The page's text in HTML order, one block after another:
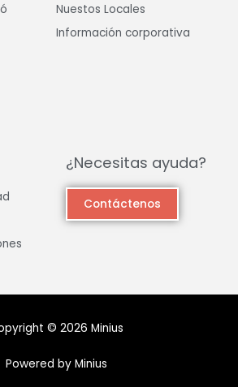
Nuestos Locales
Información corporativa
¿Necesitas ayuda?
Contáctenos
© 2026 Minius
Powered by Minius